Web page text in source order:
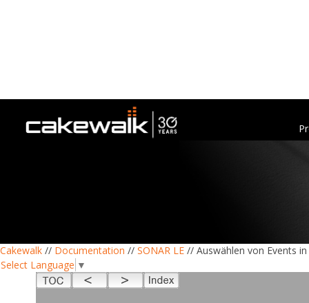
Cakewalk // Documentation // SONAR LE // Auswählen von Events
Select Language ▼